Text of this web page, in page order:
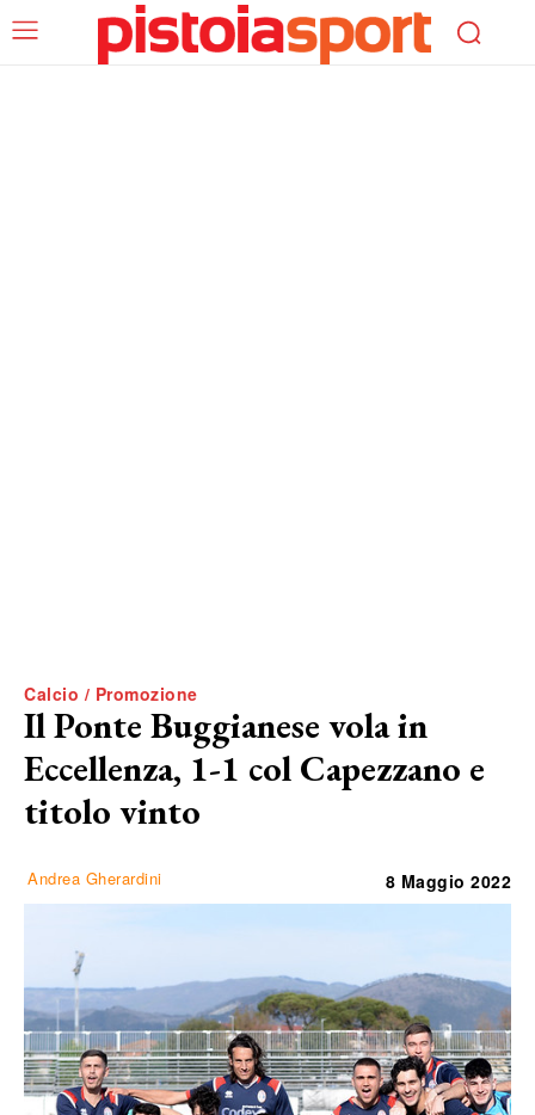
Calcio / Promozione
Il Ponte Buggianese vola in
Eccellenza, 1-1 col Capezzano e
titolo vinto
Andrea Gherardini 8 Maggio 2022